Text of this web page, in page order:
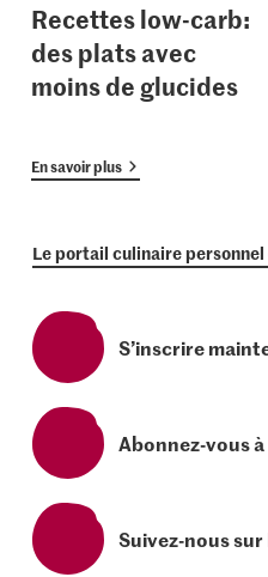
Recettes low-carb:
des plats avec
moins de glucides
En savoir plus
Le portail culinaire personnel
S’inscrire
Abonnez-vous
Suivez-nous